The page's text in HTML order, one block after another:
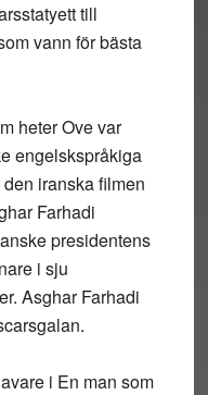
till
vann för bästa
heter Ove var
engelskspråkiga
iranska filmen
Farhadi
presidentens
i sju
Asghar Farhadi
i En man som